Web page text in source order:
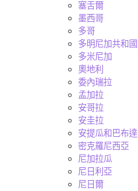
塞舌爾
墨西哥
多哥
多明尼加共和國
多米尼加
奧地利
委內瑞拉
孟加拉
安哥拉
安圭拉
安提瓜和巴布達
密克羅尼西亞
尼加拉瓜
尼日利亞
尼日爾